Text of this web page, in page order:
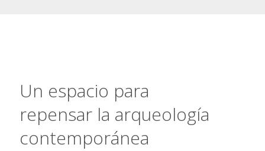
Un espacio para
repensar la arqueología
contemporánea